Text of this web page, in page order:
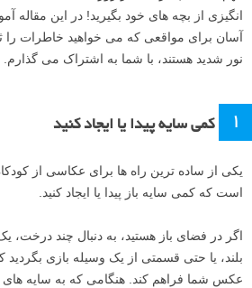
انگیزی از بچه های خود بگیرید! در این
آسان برای مواقعی که می خواهید خاطرات را
نور شدید هستند، با شما به اشتراک می گذارم.
۱ کمی سایه پیدا یا ایجاد کنید
یکی از ساده ترین راه ها برای عکاسی از
است که کمی سایه باز پیدا یا ایجاد کنید.
اگر در فضای باز هستید، به دنبال چند درخت،
بلند، یا حتی قسمتی از یک وسیله بازی
عکس شما فراهم کند. هنگامی که به سایه های